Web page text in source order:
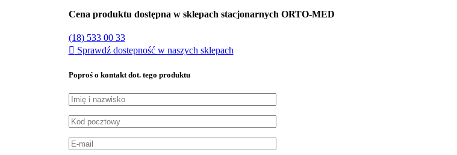
Cena produktu dostępna w sklepach stacjonarnych ORTO-MED
(18) 533 00 33
Sprawdź dostepność w naszych sklepach
Poproś o kontakt dot. tego produktu